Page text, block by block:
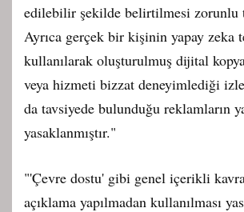
edilebilir şekilde belirtilmesi zorunlu
Ayrıca gerçek bir kişinin yapay zeka
kullanılarak oluşturulmuş dijital
veya hizmeti bizzat deneyimlediği
da tavsiyede bulunduğu reklamların
yasaklanmıştır."
"'Çevre dostu' gibi genel içerikli
açıklama yapılmadan kullanılması